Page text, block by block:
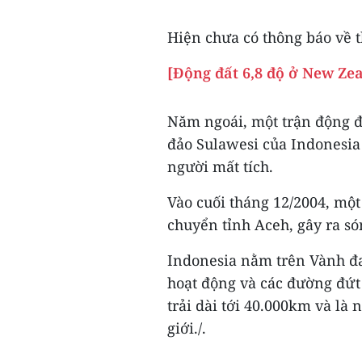
Hiện chưa có thông báo về
[Động đất 6,8 độ ở New
Năm ngoái, một trận động
đảo Sulawesi của
người mất tích.
Vào cuối tháng 12/2004,
chuyển tỉnh Aceh, gây ra
Indonesia nằm trên Vành
hoạt động và các đường
trải dài tới 40.000km và là
giới./.